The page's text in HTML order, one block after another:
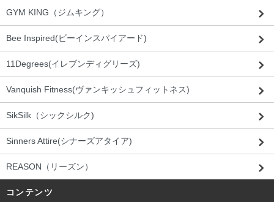
GYM KING（ジムキング）
Bee Inspired(ビーインスパイアード)
11Degrees(イレブンディグリーズ)
Vanquish Fitness(ヴァンキッシュフィットネス)
SikSilk（シックシルク)
Sinners Attire(シナーズアタイア)
REASON（リーズン）
コンテンツ